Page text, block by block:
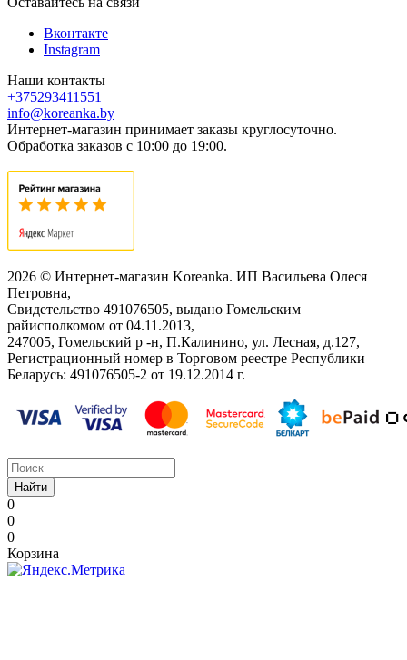
Вконтакте
Instagram
Наши контакты
+375293411551
info@koreanka.by
Интернет-магазин принимает заказы круглосуточно.
Обработка заказов с 10:00 до 19:00.
2026 © Интернет-магазин Koreanka. ИП Васильева Олеся
Петровна,
Свидетельство ‎491076505, выдано Гомельским
райисполкомом от 04.11.2013,
247005, Гомельский р -н, П.Калинино, ул. Лесная, д.127,
Регистрационный номер в Торговом реестре Республики
Беларусь: ‎491076505-2 от 19.12.2014 г.
Найти
0
0
0
Корзина